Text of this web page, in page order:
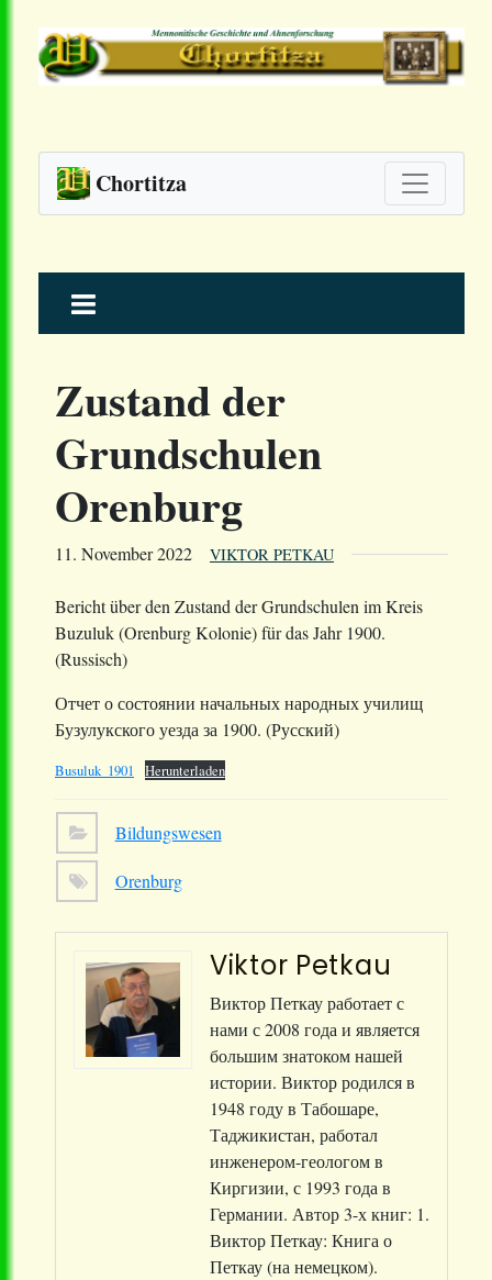
Chortitza
to
Zustand der
Grundschulen
Orenburg
11. November 2022 VIKTOR PETKAU
Bericht über den Zustand der Grundschulen im Kreis
Buzuluk (Orenburg Kolonie) für das Jahr 1900.
(Russisch)
Отчет о состоянии начальных народных училищ
Бузулукского уезда за 1900. (Русский)
Busuluk_1901 Herunterladen
Bildungswesen
Orenburg
Viktor Petkau
Виктор Петкау работает с
нами с 2008 года и является
большим знатоком нашей
истории. Виктор родился в
1948 году в Табошаре,
Таджикистан, работал
инженером-геологом в
Киргизии, с 1993 года в
Германии. Автор 3-х книг: 1.
Виктор Петкау: Книга о
Петкау (на немецком).